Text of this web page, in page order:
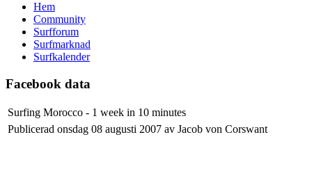
Hem
Community
Surfforum
Surfmarknad
Surfkalender
Facebook data
Surfing Morocco - 1 week in 10 minutes
Publicerad onsdag 08 augusti 2007 av Jacob von Corswant